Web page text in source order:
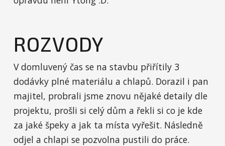
ROZVODY
V domluvený čas se na stavbu přiřítily 3
dodávky plné materiálu a chlapů. Dorazil i pan
majitel, probrali jsme znovu nějaké detaily dle
projektu, prošli si celý dům a řekli si co je kde
za jaké špeky a jak ta místa vyřešit. Následně
odjel a chlapi se pozvolna pustili do práce.